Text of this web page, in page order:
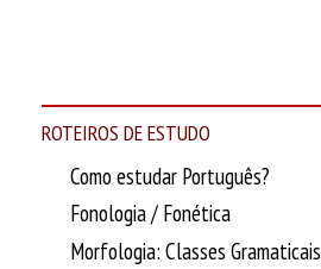
ROTEIROS DE ESTUDO
Como estudar Português?
Fonologia / Fonética
Morfologia: Classes Gramaticais